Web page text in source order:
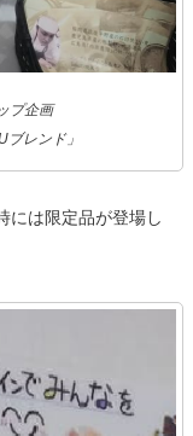
プ企画
ブレンド」
には限定品が登場し